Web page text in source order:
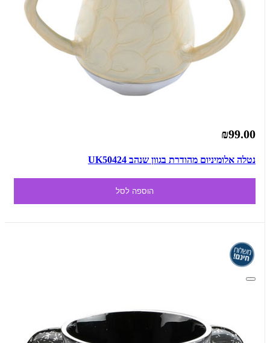
₪99.00
נטלה אלומיניום מהודרת בגוון שנהב UK50424
הוספה לסל